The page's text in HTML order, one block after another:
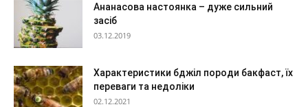
Ананасова настоянка – дуже сильний
засіб
03.12.2019
Характеристики бджіл породи бакфаст, їх
переваги та недоліки
02.12.2021